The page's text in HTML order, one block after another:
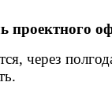
проектного
через